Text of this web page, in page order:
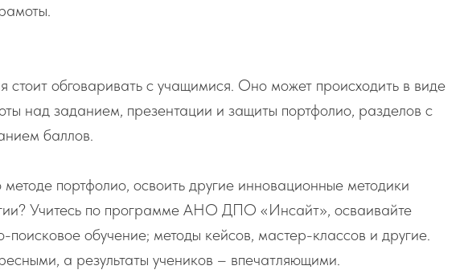
обговаривать с учащимися. Оно может происходить в виде
над заданием, презентации и защиты портфолио, разделов с
баллов.
методе портфолио, освоить другие инновационные методики
Учитесь по программе АНО ДПО «Инсайт», осваивайте
поисковое обучение; методы кейсов, мастер-классов и другие.
а результаты учеников – впечатляющими.